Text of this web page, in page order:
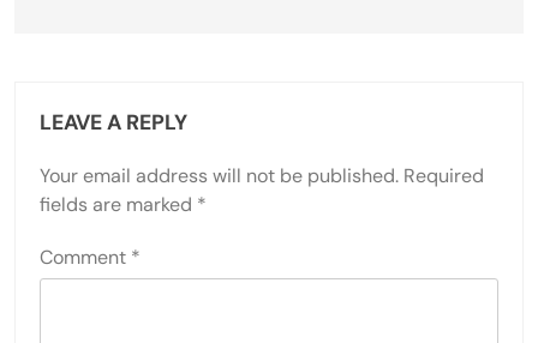
LEAVE A REPLY
Your email address will not be published. Required
fields are marked *
Comment *